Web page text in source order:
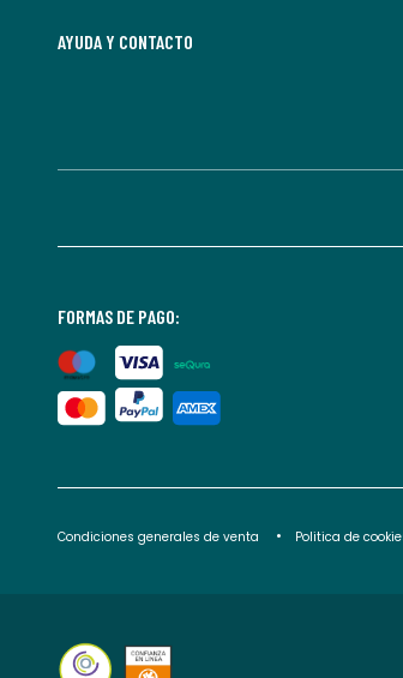
AYUDA Y CONTACTO
FORMAS DE PAGO:
Condiciones generales de venta Politica de